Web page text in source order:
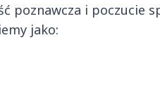
poznawcza i poczucie
jako: